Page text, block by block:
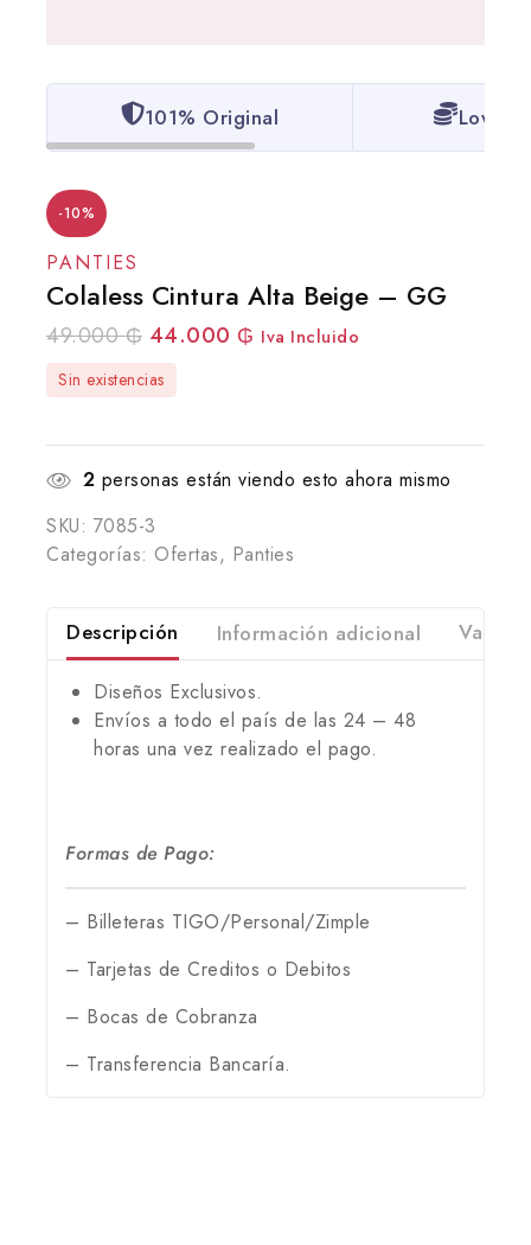
101% Original Lowest
-10%
PANTIES
Colaless Cintura Alta Beige – GG
49.000₲ 44.000 ₲ Iva Incluido
Sin existencias
2 personas están viendo esto ahora mismo
SKU: 7085-3
Categorías: Ofertas, Panties
Descripción Información adicional
Diseños Exclusivos.
Envíos a todo el país de las 24 – 48
horas una vez realizado el pago.
Formas de Pago:
– Billeteras TIGO/Personal/Zimple
– Tarjetas de Creditos o Debitos
– Bocas de Cobranza
– Transferencia Bancaría.